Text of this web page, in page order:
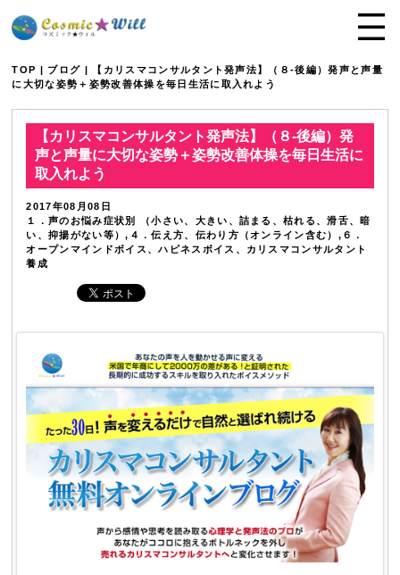
TOP | ブログ | 【カリスマコンサルタント発声法】（８-後編）発声と声量
に大切な姿勢＋姿勢改善体操を毎日生活に取入れよう
【カリスマコンサルタント発声法】（８-後編）発
声と声量に大切な姿勢＋姿勢改善体操を毎日生活に
取入れよう
2017年08月08日
１．声のお悩み症状別 （小さい、大きい、詰まる、枯れる、滑舌、暗
い、抑揚がない等）,４．伝え方、伝わり方（オンライン含む）,６．
オープンマインドボイス、ハピネスボイス、カリスマコンサルタント
養成